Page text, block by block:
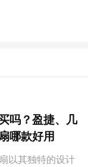
吗？盈捷、几
哪款好用
其独特的设计